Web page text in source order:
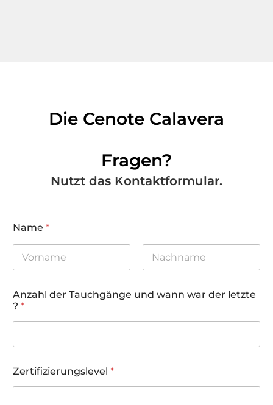
Die Cenote Calavera
Fragen?
Nutzt das Kontaktformular.
Name *
Anzahl der Tauchgänge und wann war der letzte
? *
a
r
Zertifizierungslevel *